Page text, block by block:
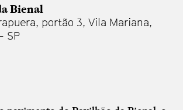
Bienal
portão 3, Vila Mariana,
SP